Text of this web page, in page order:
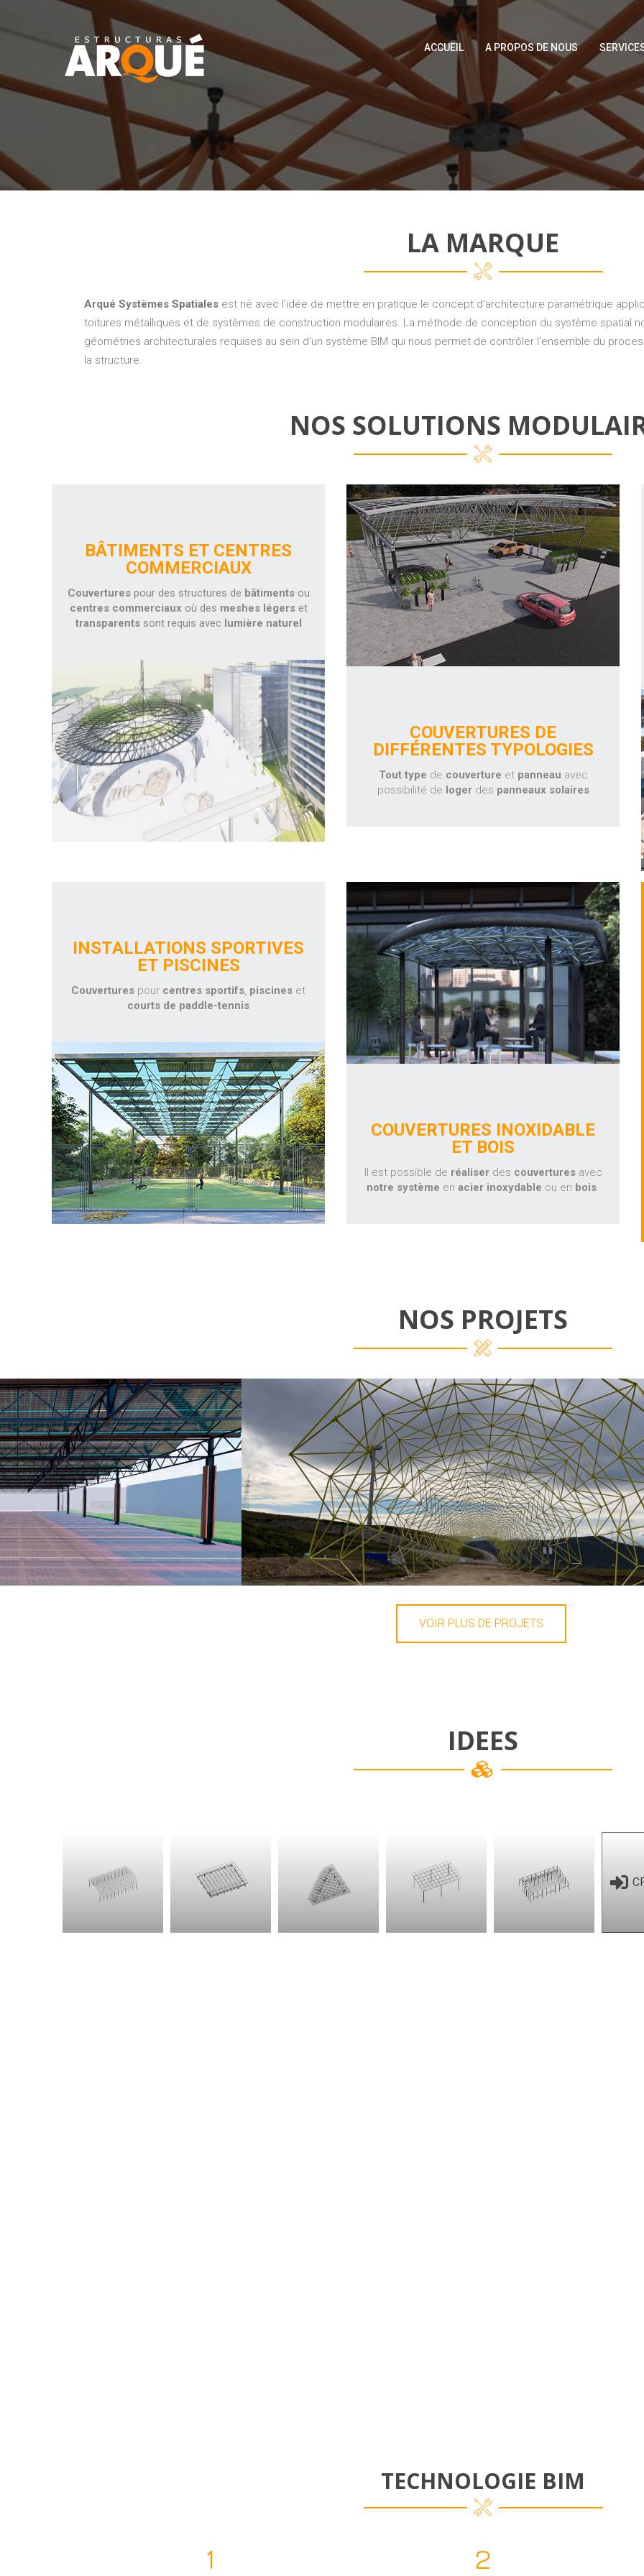
ACCUEIL A PROPOS DE NOUS
LA MARQUE
Arqué Systèmes Spatiales est né avec l’idée de mettre en pratique le concept d’architecture paramétrique
toitures métalliques et de systèmes de construction modulaires. La méthode de conception du système spatial
géométries architecturales requises au sein d’un système BIM qui nous permet de contrôler l’ensemble du
la structure.
NOS SOLUTIONS
BÂTIMENTS ET CENTRES
COMMERCIAUX
Couverturespour des structures de bâtiments ou
centres commerciaux où des meshes légers et
transparents sont requis avec lumière naturel
COUVERTURES DE
DIFFÉRENTES TYPOLOGIES
Tout type de couverture et panneau avec
possibilité de logerdes panneaux solaires
INSTALLATIONS SPORTIVES
ET PISCINES
Couvertures pour centres sportifs, piscines et
courts de paddle-tennis
COUVERTURES INOXIDABLE
ET BOIS
Il est possible de réaliserdes couverturesavec
notre système en acier inoxydable ou en bois.
NOS PROJETS
VOIR PLUS DE PROJETS
IDEES
TECHNOLOGIE BIM